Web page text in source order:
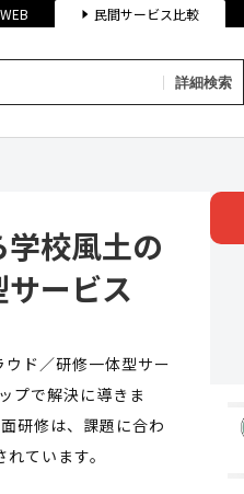
民間サービス比較
詳細検索
校風土の
ービス
ド／研修一体型サー
プで解決に導きま
研修は、課題に合わ
ています。